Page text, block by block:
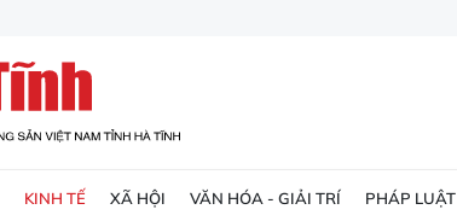
KINH TẾ XÃ HỘI VĂN HÓA - GIẢI TRÍ PHÁP LUẬT